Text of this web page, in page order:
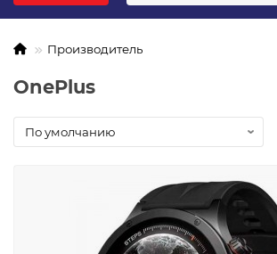
Производитель
OnePlus